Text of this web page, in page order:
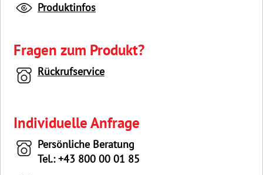
Produktinfos
Fragen zum Produkt?
Rückrufservice
Individuelle Anfrage
Persönliche Beratung
Tel.: +43 800 00 01 85